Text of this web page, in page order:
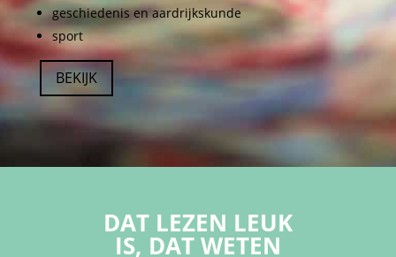
geschiedenis en aardrijkskunde
sport
BEKIJK
DAT LEZEN LEUK
IS, DAT WETEN